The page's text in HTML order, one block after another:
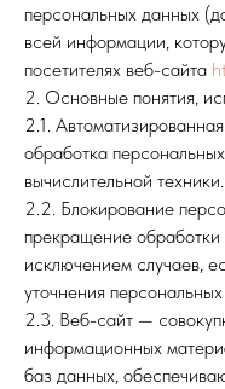
персональных данных
всей информации,
посетителях веб-сайта
2. Основные понятия,
2.1.
обработка
вычислительной техники.
2.2. Блокирование
прекращение
исключением случаев,
уточнения
2.3. Веб-сайт —
информационных
баз данных,